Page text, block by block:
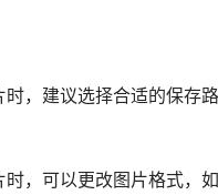
时，建议选择合适的保存
时，可以更改图片格式，